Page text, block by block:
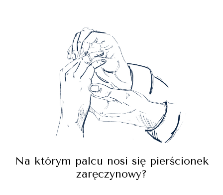
Na którym palcu nosi się pierścionek
zaręczynowy?